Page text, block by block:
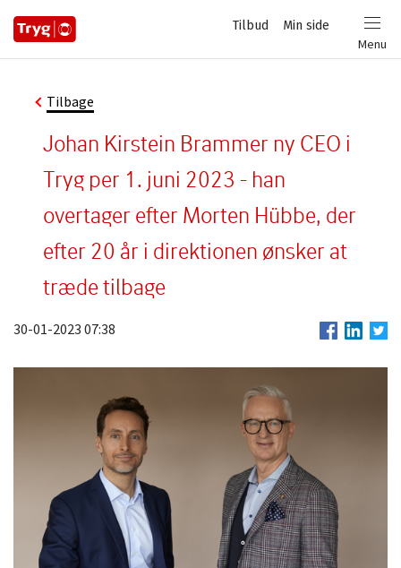
Menu
Privat
Login
Min side
Tilbud
Tilbage
Johan Kirstein Brammer ny CEO i
Tryg per 1. juni 2023 - han
overtager efter Morten Hübbe, der
efter 20 år i direktionen ønsker at
træde tilbage
30-01-2023 07:38